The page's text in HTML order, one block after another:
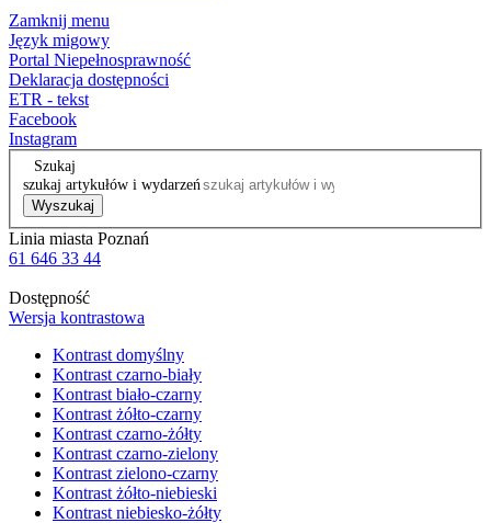
Zamknij menu
Język migowy
Portal Niepełnosprawność
Deklaracja dostępności
ETR - tekst
Facebook
Instagram
Szukaj
szukaj artykułów i wydarzeń
Wyszukaj
Linia miasta Poznań
61 646 33 44
Dostępność
Wersja kontrastowa
Kontrast domyślny
Kontrast czarno-biały
Kontrast biało-czarny
Kontrast żółto-czarny
Kontrast czarno-żółty
Kontrast czarno-zielony
Kontrast zielono-czarny
Kontrast żółto-niebieski
Kontrast niebiesko-żółty